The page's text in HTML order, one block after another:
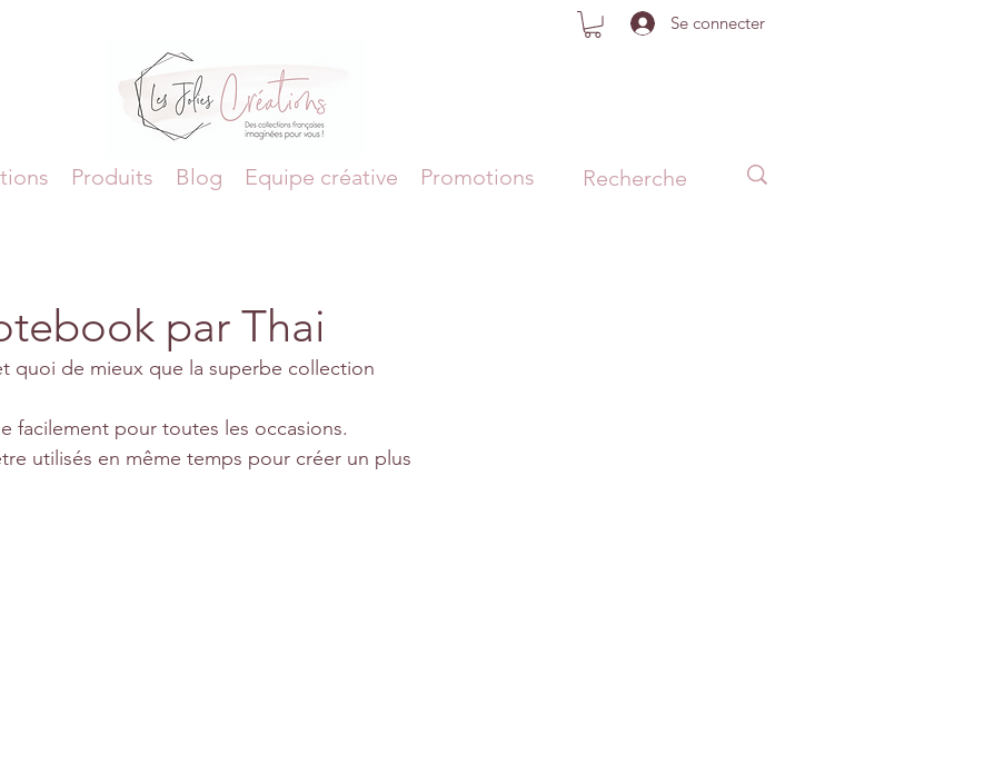
Se connecter
Produits Blog Equipe créative Promotions
par Thai
quoi de mieux que la superbe collection
facilement pour toutes les occasions.
utilisés en même temps pour créer un plus